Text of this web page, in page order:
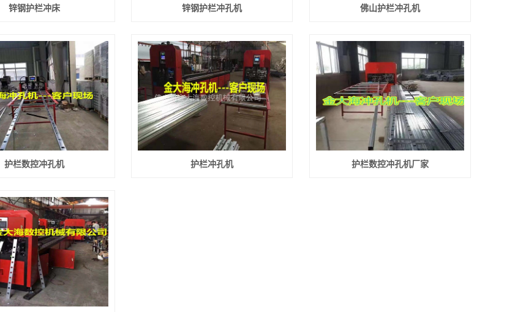
锌钢护栏冲床 锌钢护栏冲孔机 佛山护栏冲孔机
护栏数控冲孔机 护栏冲孔机 护栏数控冲孔机厂家